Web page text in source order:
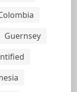
Guernsey